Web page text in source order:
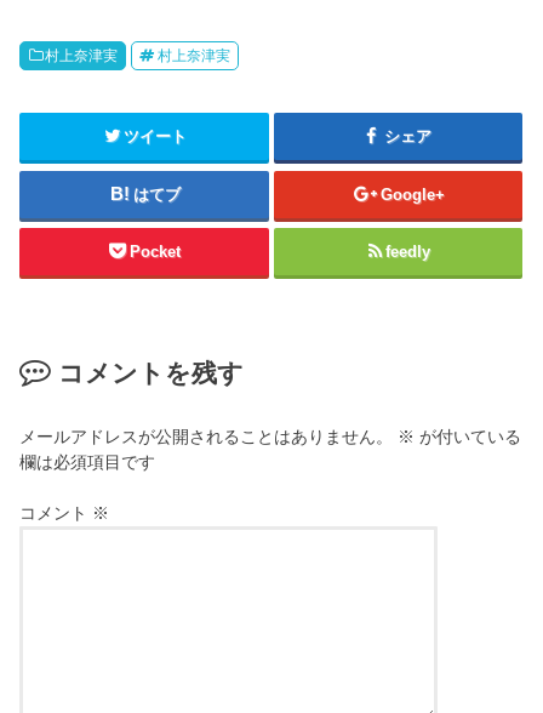
村上奈津実 村上奈津実
ツイート シェア
はてブ Google+
Pocket feedly
コメントを残す
メールアドレスが公開されることはありません。 ※ が付いている
欄は必須項目です
コメント ※